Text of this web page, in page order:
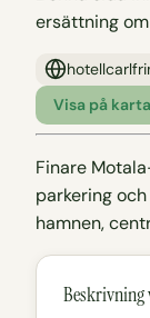
ersättning
Visa på
Finare
parkering
hamnen,
Beskrivning